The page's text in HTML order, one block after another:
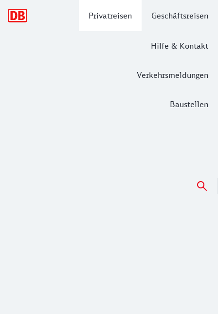
Privatreisen Geschäftsreisen
Hilfe & Kontakt
Verkehrsmeldungen
Baustellen